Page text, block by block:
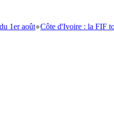
août●Côte d'Ivoire : la FIF tourne